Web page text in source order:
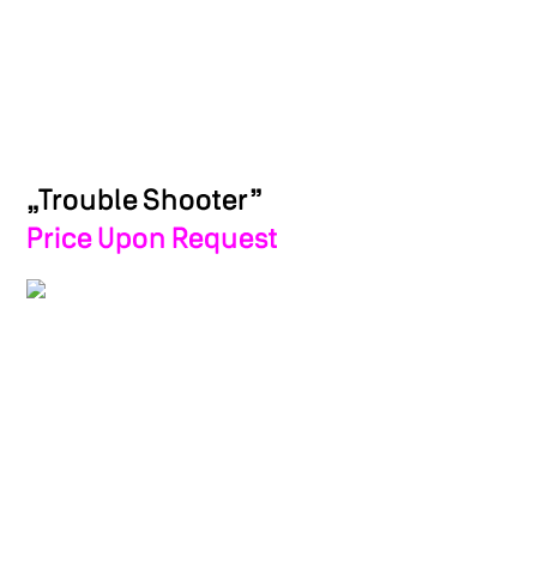
„Trouble Shooter”
Price Upon Request